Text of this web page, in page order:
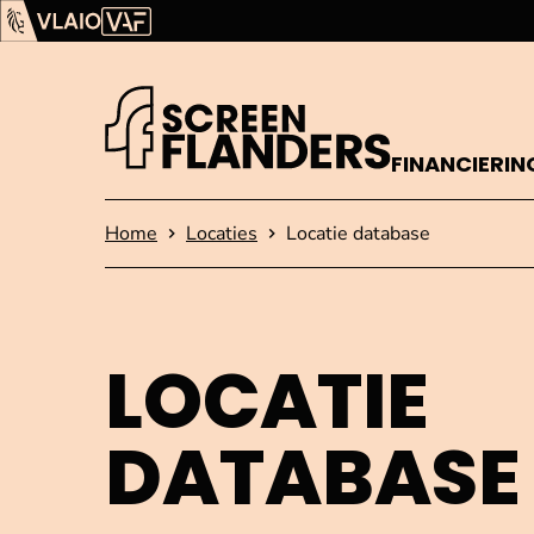
Ga verder naar de inhoud
Vlaams Audiovisueel Fonds (VAF)
Startpagina
Home Locaties Locatie database
LOCATIE
DATABASE